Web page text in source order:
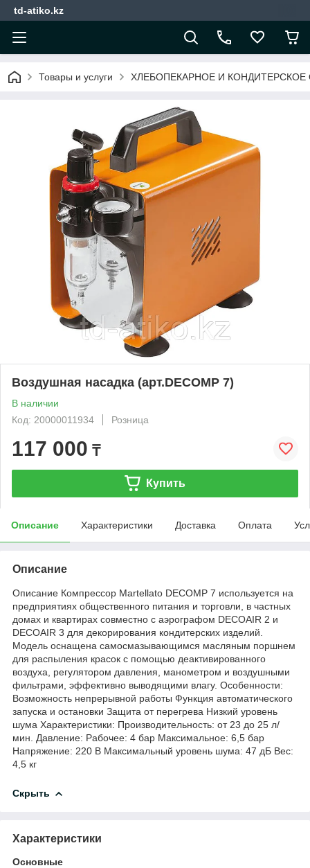
td-atiko.kz
Товары и услуги ХЛЕБОПЕКАРНОЕ И
Воздушная насадка (арт.DECOMP 7)
В наличии
Код: 20000011934
Розница
117 000 ₸
Купить
Описание Характеристики Доставка Оплата
Описание
Описание Компрессор Martellato DECOMP 7 используется на
предприятиях общественного питания и торговли, в частных
домах и квартирах совместно с аэрографом DECOAIR 2 и
DECOAIR 3 для декорирования кондитерских изделий.
Модель оснащена самосмазывающимся масляным поршнем
для распыления красок с помощью деактивированного
воздуха, регулятором давления, манометром и воздушными
фильтрами, эффективно выводящими влагу. Особенности:
Возможность непрерывной работы Функция автоматического
запуска и остановки Защита от перегрева Низкий уровень
шума Характеристики: Производительность: от 23 до 25 л/
мин. Давление: Рабочее: 4 бар Максимальное: 6,5 бар
Напряжение: 220 В Максимальный уровень шума: 47 дБ Вес:
4,5 кг
Скрыть
Характеристики
Основные